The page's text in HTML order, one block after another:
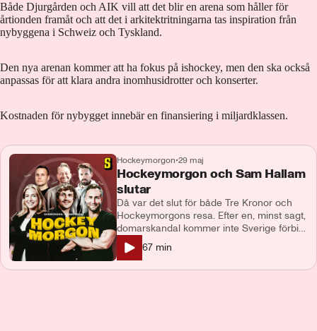
Både Djurgården och AIK vill att det blir en arena som håller för
årtionden framåt och att det i arkitektritningarna tas inspiration från
nybyggena i Schweiz och Tyskland.
Den nya arenan kommer att ha fokus på ishockey, men den ska också
anpassas för att klara andra inomhusidrotter och konserter.
Kostnaden för nybygget innebär en finansiering i miljardklassen.
Hockeymorgon•29 maj
Hockeymorgon och Sam Hallam
slutar
Då var det slut för både Tre Kronor och
Hockeymorgons resa. Efter en, minst sagt,
domarskandal kommer inte Sverige förbi
kvartsfinalen och missar chansen för
medalj. Sam Hallam får inte det slutet han
67 min